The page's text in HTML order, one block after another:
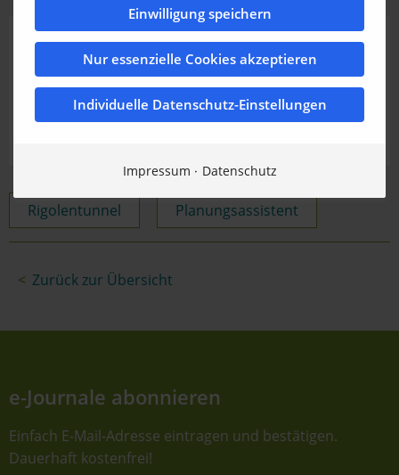
Rigolentunnel Planungsassistent
Zurück zur Übersicht
e-Journale abonnieren
Einfach E-Mail-Adresse eintragen und bestätigen.
Dauerhaft kostenfrei!
Einwilligung speichern
Nur essenzielle Cookies akzeptieren
Individuelle Datenschutz-Einstellungen
Impressum Datenschutz